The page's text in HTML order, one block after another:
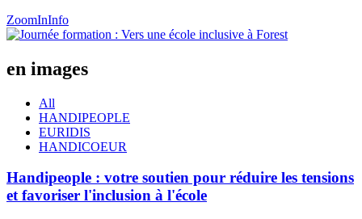
ZoomInInfo
en images
All
HANDIPEOPLE
EURIDIS
HANDICOEUR
Handipeople : votre soutien pour réduire les tensions
et favoriser l'inclusion à l'école